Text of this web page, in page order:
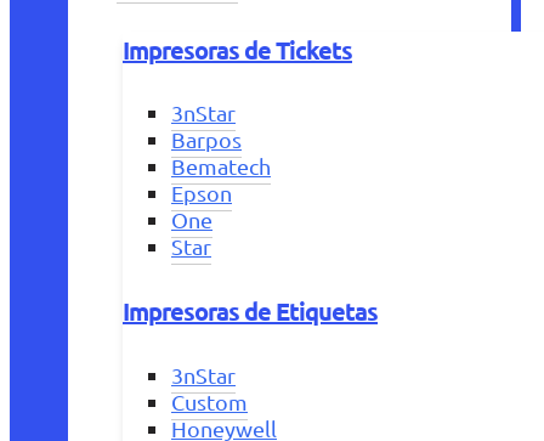
Impresoras de Tickets
3nStar
Barpos
Bematech
Epson
One
Star
Impresoras de Etiquetas
3nStar
Custom
Honeywell